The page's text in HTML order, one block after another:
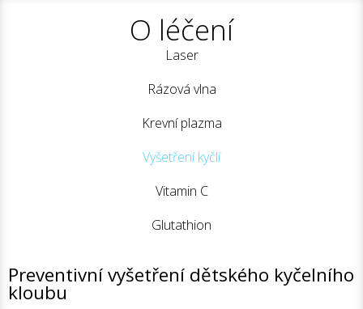
O léčení
Laser
Rázová vlna
Krevní plazma
Vyšetření kyčlí
Vitamin C
Glutathion
Preventivní vyšetření dětského kyčelního
kloubu